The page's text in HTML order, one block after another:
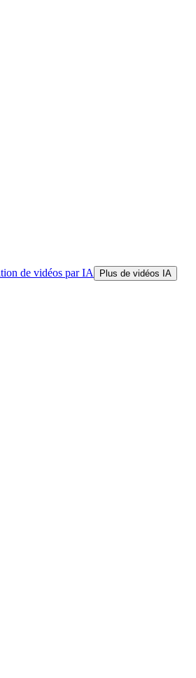
de vidéos par IA Plus de vidéos IA